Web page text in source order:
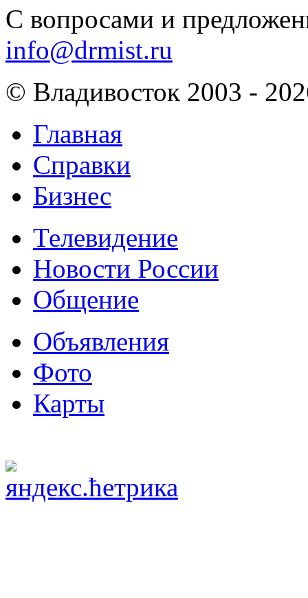
С вопросами и
info@drmist.ru
© Владивосток 2003 -
Главная
Справки
Бизнес
Телевидение
Новости России
Общение
Объявления
Фото
Карты